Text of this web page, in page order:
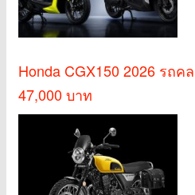
Honda CGX150 2026 รถ
47,000 บาท